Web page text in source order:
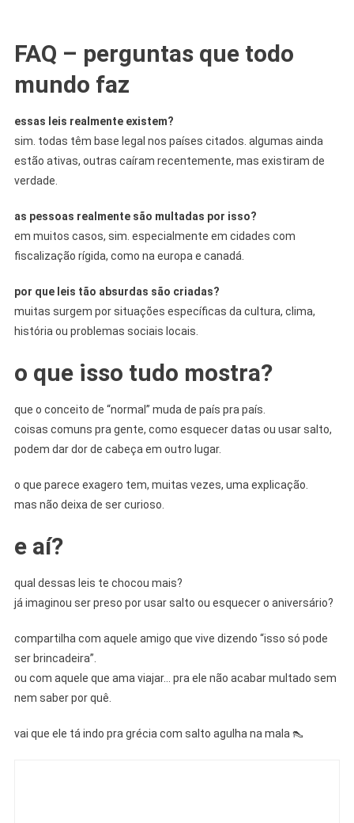
FAQ – perguntas que todo
mundo faz
essas leis realmente existem?
sim. todas têm base legal nos países citados. algumas ainda
estão ativas, outras caíram recentemente, mas existiram de
verdade.
as pessoas realmente são multadas por isso?
em muitos casos, sim. especialmente em cidades com
fiscalização rígida, como na europa e canadá.
por que leis tão absurdas são criadas?
muitas surgem por situações específicas da cultura, clima,
história ou problemas sociais locais.
o que isso tudo mostra?
que o conceito de “normal” muda de país pra país.
coisas comuns pra gente, como esquecer datas ou usar salto,
podem dar dor de cabeça em outro lugar.
o que parece exagero tem, muitas vezes, uma explicação.
mas não deixa de ser curioso.
e aí?
qual dessas leis te chocou mais?
já imaginou ser preso por usar salto ou esquecer o aniversário?
compartilha com aquele amigo que vive dizendo “isso só pode
ser brincadeira”.
ou com aquele que ama viajar… pra ele não acabar multado sem
nem saber por quê.
vai que ele tá indo pra grécia com salto agulha na mala 👠